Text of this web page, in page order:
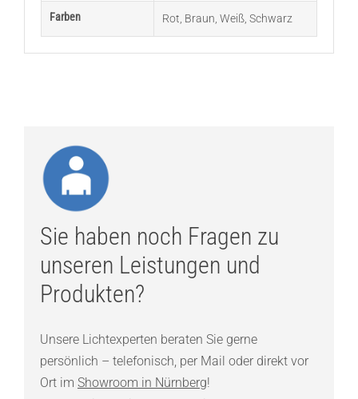
Farben Rot Braun Weiß, Schwarz
Sie haben noch Fragen zu
unseren Leistungen und
Produkten?
Unsere Lichtexperten beraten Sie gerne
persönlich – telefonisch, per Mail oder direkt vor
Ort im Showroom in Nürnberg!